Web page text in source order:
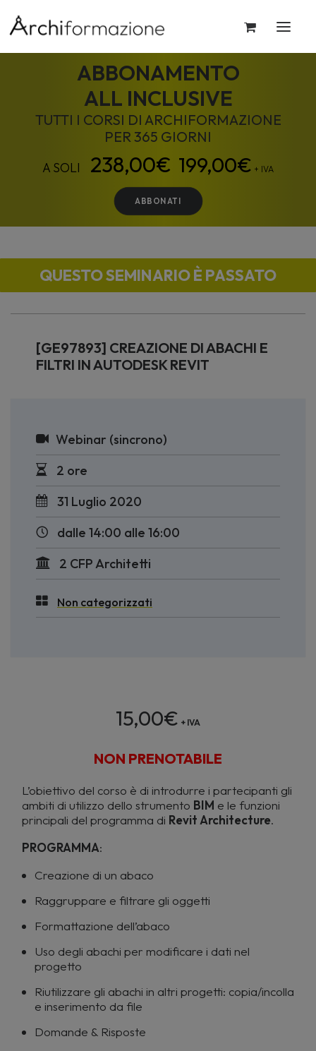
ABBONAMENTO
ALL INCLUSIVE
TUTTI I CORSI DI ARCHIFORMAZIONE
PER 365 GIORNI
199,00€ + IVA
ABBONATI
QUESTO SEMINARIO È PASSATO
[GE97893] CREAZIONE DI ABACHI E
FILTRI IN AUTODESK REVIT
Webinar (sincrono)
2 ore
31 Luglio 2020
dalle 14:00 alle 16:00
2 CFP Architetti
Non categorizzati
15,00€ + IVA
NON PRENOTABILE
L’obiettivo del corso è di introdurre i partecipanti gli
ambiti di utilizzo dello strumento BIM e le funzioni
principali del programma di Revit Architecture.
PROGRAMMA:
Creazione di un abaco
Raggruppare e filtrare gli oggetti
Formattazione dell’abaco
Uso degli abachi per modificare i dati nel
progetto
Riutilizzare gli abachi in altri progetti: copia/incolla
e inserimento da file
Domande & Risposte